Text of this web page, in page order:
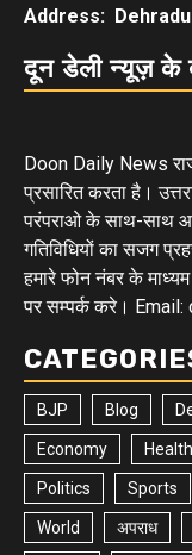
Address:
दून डेली न्यूज़ के
Doon Daily News
प्रसारित करता है।
परंपराओ के साथ-साथ
गतिविधियों का सजग
हमारे फोन नंबर के
पर सम्पर्क करे।
BJP Blog
Economy Health
Politics Sports
World अपराध